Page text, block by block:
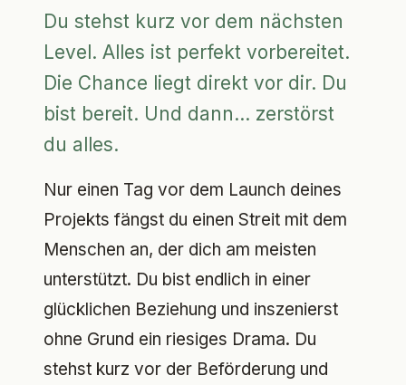
Du stehst kurz vor dem nächsten
Level. Alles ist perfekt vorbereitet.
Die Chance liegt direkt vor dir. Du
bist bereit. Und dann... zerstörst
du alles.
Nur einen Tag vor dem Launch deines
Projekts fängst du einen Streit mit dem
Menschen an, der dich am meisten
unterstützt. Du bist endlich in einer
glücklichen Beziehung und inszenierst
ohne Grund ein riesiges Drama. Du
stehst kurz vor der Beförderung und